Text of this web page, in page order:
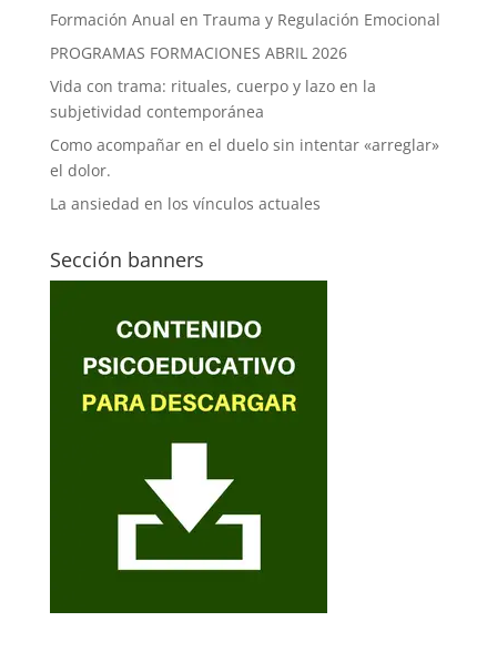
Formación Anual en Trauma y Regulación Emocional
PROGRAMAS FORMACIONES ABRIL 2026
Vida con trama: rituales, cuerpo y lazo en la
subjetividad contemporánea
Como acompañar en el duelo sin intentar «arreglar»
el dolor.
La ansiedad en los vínculos actuales
Sección banners